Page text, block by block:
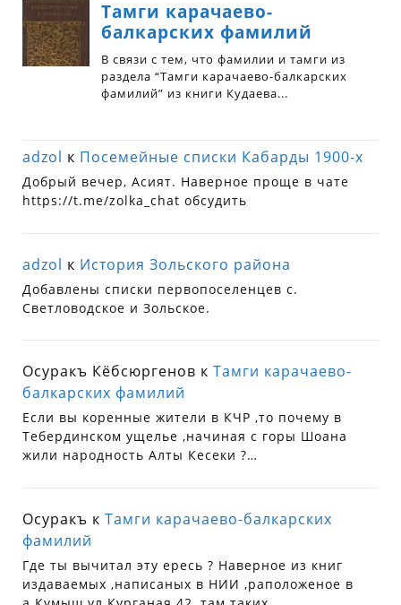
adzol к Посемейные списки Кабарды 1900-х
Добрый вечер, Асият. Наверное проще в чате
https://t.me/zolka_chat обсудить
adzol к История Зольского района
Добавлены списки первопоселенцев с.
Светловодское и Зольское.
Осуракъ Кёбсюргенов кТамги карачаево-
балкарских фамилий
Если вы коренные жители в КЧР ,то почему в
Тебердинском ущелье ,начиная с горы Шоана
жили народность Алты Кесеки ?…
Осуракъ кТамги карачаево-балкарских
фамилий
Где ты вычитал эту ересь ? Наверное из книг
издаваемых ,написаных в НИИ ,раположеное в